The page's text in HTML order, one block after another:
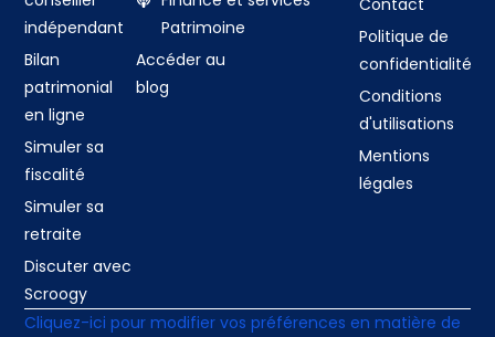
indépendant
Bilan
patrimonial
en ligne
Simuler sa
fiscalité
Simuler sa
retraite
Discuter avec
Scroogy
Patrimoine
Accéder au
blog
Politique de
confidentialité
Conditions
d'utilisations
Mentions
légales
Cliquez-ici pour modifier vos préférences en matière de